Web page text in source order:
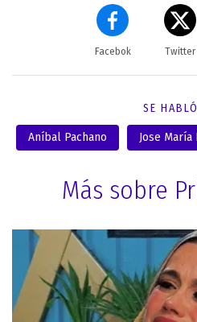
Facebok Twitter
SE
Aníbal Pachano Jose
Más sobre